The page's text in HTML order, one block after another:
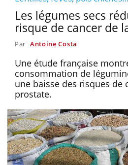
Les légumes secs
risque de cancer de
Par Antoine Costa
Une étude française
consommation de
une baisse des risques de
prostate.